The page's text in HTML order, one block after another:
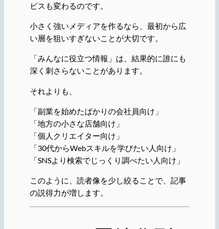
ビスも変わるのです。
小さく強いメディアを作るなら、最初から広
い層を狙いすぎないことが大切です。
「みんなに役立つ情報」は、結果的に誰にも
深く刺さらないことがあります。
それよりも、
「副業を始めたばかりの会社員向け」
「地方の小さな店舗向け」
「個人クリエイター向け」
「30代からWebスキルを学びたい人向け」
「SNSより検索でじっくり調べたい人向け」
このように、読者像を少し絞ることで、記事
の説得力が増します。